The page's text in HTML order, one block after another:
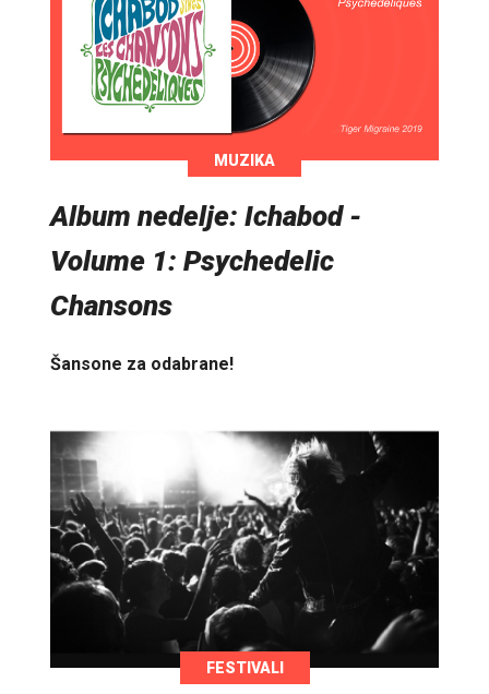
MUZIKA
Album nedelje: Ichabod -
Volume 1: Psychedelic
Chansons
Šansone za odabrane!
FESTIVALI